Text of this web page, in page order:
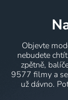
Objevte
nebudete
zpětně,
9577 filmy a
už dávno.